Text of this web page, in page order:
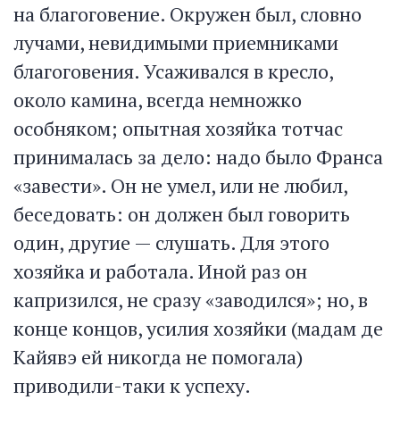
на благоговение. Окружен был, словно
лучами, невидимыми приемниками
благоговения. Усаживался в кресло,
около камина, всегда немножко
особняком; опытная хозяйка тотчас
принималась за дело: надо было Франса
«завести». Он не умел, или не любил,
беседовать: он должен был говорить
один, другие — слушать. Для этого
хозяйка и работала. Иной раз он
капризился, не сразу «заводился»; но, в
конце концов, усилия хозяйки (мадам де
Кайявэ ей никогда не помогала)
приводили-таки к успеху.